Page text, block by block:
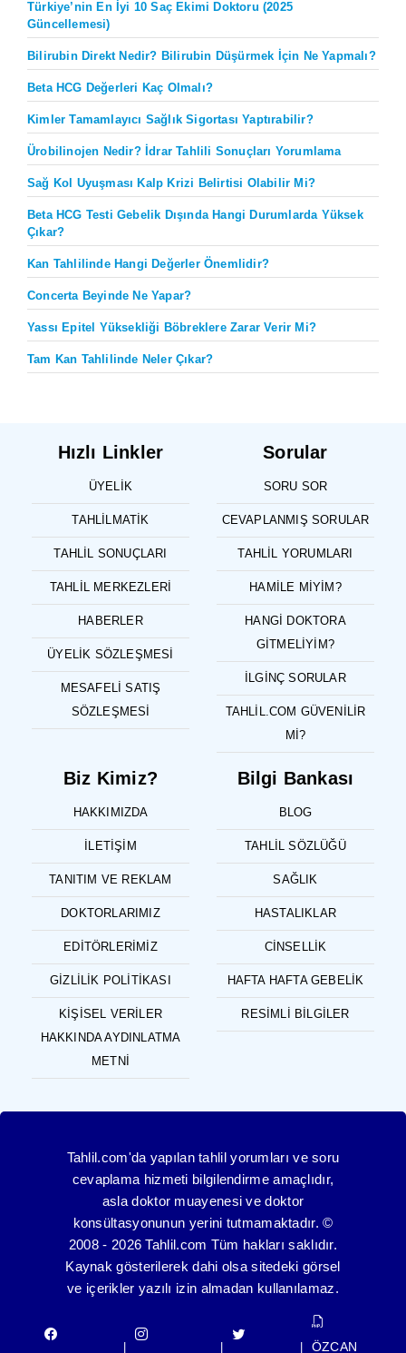
Türkiye’nin En İyi 10 Saç Ekimi Doktoru (2025
Güncellemesi)
Bilirubin Direkt Nedir? Bilirubin Düşürmek İçin Ne Yapmalı?
Beta HCG Değerleri Kaç Olmalı?
Kimler Tamamlayıcı Sağlık Sigortası Yaptırabilir?
Ürobilinojen Nedir? İdrar Tahlili Sonuçları Yorumlama
Sağ Kol Uyuşması Kalp Krizi Belirtisi Olabilir Mi?
Beta HCG Testi Gebelik Dışında Hangi Durumlarda Yüksek
Çıkar?
Kan Tahlilinde Hangi Değerler Önemlidir?
Concerta Beyinde Ne Yapar?
Yassı Epitel Yüksekliği Böbreklere Zarar Verir Mi?
Tam Kan Tahlilinde Neler Çıkar?
Hızlı Linkler
ÜYELIK
TAHLILMATIK
TAHLIL SONUÇLARI
TAHLIL MERKEZLERI
HABERLER
ÜYELIK SÖZLEŞMESI
MESAFELI SATIŞ
SÖZLEŞMESI
Sorular
SORU SOR
CEVAPLANMIŞ SORULAR
TAHLIL YORUMLARI
HAMILE MIYIM?
HANGI DOKTORA
GITMELIYIM?
İLGINÇ SORULAR
TAHLIL.COM GÜVENILIR
MI?
Biz Kimiz?
HAKKIMIZDA
İLETIŞIM
TANITIM VE REKLAM
DOKTORLARIMIZ
EDITÖRLERIMIZ
GIZLILIK POLITIKASI
KIŞISEL VERILER
HAKKINDA AYDINLATMA
METNI
Bilgi Bankası
BLOG
TAHLIL SÖZLÜĞÜ
SAĞLIK
HASTALIKLAR
CINSELLIK
HAFTA HAFTA GEBELIK
RESIMLI BILGILER
Tahlil.com'da yapılan tahlil yorumları ve soru
cevaplama hizmeti bilgilendirme amaçlıdır,
asla doktor muayenesi ve doktor
konsültasyonunun yerini tutmamaktadır. ©
2008 - 2026 Tahlil.com Tüm hakları saklıdır.
Kaynak gösterilerek dahi olsa sitedeki görsel
ve içerikler yazılı izin almadan kullanılamaz.
| | | ÖZCAN